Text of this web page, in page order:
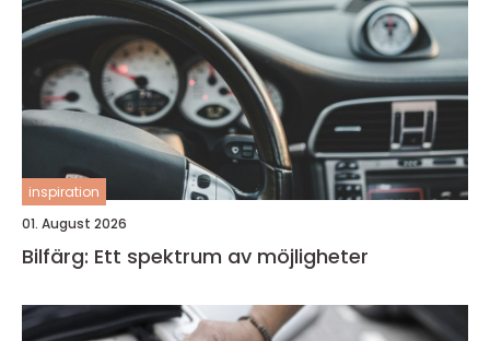
inspiration
01. August 2026
Bilfärg: Ett spektrum av möjligheter